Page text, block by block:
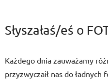
Słyszałaś/eś o
Każdego dnia zauważamy
przyzwyczaił nas do